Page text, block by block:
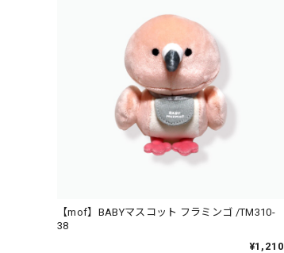
【mof】BABYマスコット フラミンゴ /TM310-
38
¥1,210